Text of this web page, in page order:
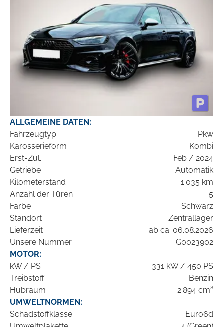
ALLGEMEINE DATEN:
Fahrzeugtyp
Pkw
Karosserieform
Kombi
Erst-Zul.
Feb / 2024
Getriebe
Automatik
Kilometerstand
1.035 km
Anzahl der Türen
5
Farbe
Schwarz
Standort
Zentrallager
Lieferzeit
ab ca. 06.08.2026
Unsere Nummer
G0023902
MOTOR:
kW / PS
331 kW / 450 PS
Treibstoff
Benzin
Hubraum
2.894 cm³
UMWELTNORMEN:
Schadstoffklasse
Euro6d